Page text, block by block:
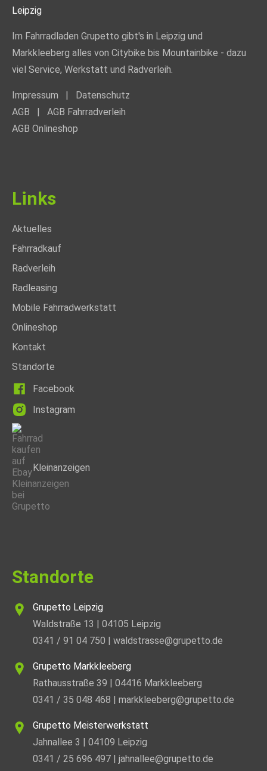
Leipzig
Im Fahrradladen Grupetto gibt's in Leipzig und
Markkleeberg alles von Citybike bis Mountainbike - dazu
viel Service, Werkstatt und Radverleih.
Impressum | Datenschutz
AGB | AGB Fahrradverleih
AGB Onlineshop
Links
Aktuelles
Fahrradkauf
Radverleih
Radleasing
Mobile Fahrradwerkstatt
Onlineshop
Kontakt
Standorte
Facebook
Instagram
Kleinanzeigen
Standorte
Grupetto Leipzig
Waldstraße 13 | 04105 Leipzig
0341 / 91 04 750 | waldstrasse@grupetto.de
Grupetto Markkleeberg
Rathausstraße 39 | 04416 Markkleeberg
0341 / 35 048 468 | markkleeberg@grupetto.de
Grupetto Meisterwerkstatt
Jahnallee 3 | 04109 Leipzig
0341 / 25 696 497 | jahnallee@grupetto.de